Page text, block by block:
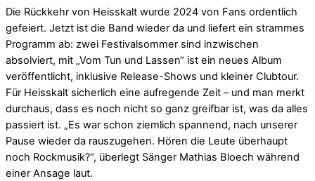
Die Rückkehr von Heisskalt wurde 2024 von Fans ordentlich
gefeiert. Jetzt ist die Band wieder da und liefert ein strammes
Programm ab: zwei Festivalsommer sind inzwischen
absolviert, mit „Vom Tun und Lassen“ ist ein neues Album
veröffentlicht, inklusive Release-Shows und kleiner Clubtour.
Für Heisskalt sicherlich eine aufregende Zeit – und man merkt
durchaus, dass es noch nicht so ganz greifbar ist, was da alles
passiert ist. „Es war schon ziemlich spannend, nach unserer
Pause wieder da rauszugehen. Hören die Leute überhaupt
noch Rockmusik?“, überlegt Sänger Mathias Bloech während
einer Ansage laut.